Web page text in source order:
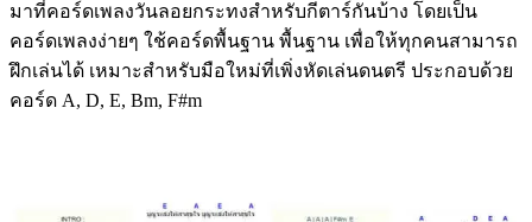
มาที่คอร์ดเพลงวันลอยกระทงสำหรับกีตาร์กันบ้าง โดยเป็น
คอร์ดเพลงง่ายๆ ใช้คอร์ดพื้นฐาน พื้นฐาน เพื่อให้ทุกคนสามารถ
ฝึกเล่นได้ เหมาะสำหรับมือใหม่ที่เพิ่งหัดเล่นดนตรี ประกอบด้วย
คอร์ด A, D, E, Bm, F#m